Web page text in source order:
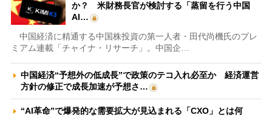
か？ 米財務長官が検討する「蒸留を行う中国
AI…
中国経済に精通する中国株投資の第一人者・田代尚機氏のプレ
ミアム連載「チャイナ・リサーチ」。中国企…
中国経済“予想外の低成長”で政策のテコ入れ必至か 経済運営
方針の修正で成長加速が予想さ…
“AI革命”で爆発的な需要拡大が見込まれる「CXO」とは何